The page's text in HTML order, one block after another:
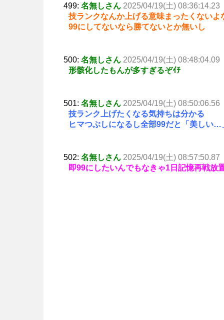
499: 名無しさん 2025/04/19(土) 08:36:14.23
技ランクなんか上げる意味まったくないよ
99にしてないなら勝てないとか無いし
500: 名無しさん 2025/04/19(土) 08:48:04.09
形骸化したもんが多すぎるぞｲﾁ
501: 名無しさん 2025/04/19(土) 08:50:06.56
技ランク上げたくなる気持ちは分かる
ヒマつぶしになるし全部99だと「美しい…
502: 名無しさん 2025/04/19(土) 08:57:50.87
即99にしたいんでもなきゃ1日記憶再戦放